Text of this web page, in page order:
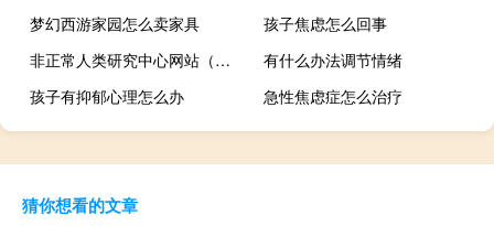
梦幻西游家园怎么卖家具
孩子焦虑怎么回事
非正常人类研究中心网站（非正常人类研究中心）
有什么办法调节情绪
孩子有抑郁心理怎么办
急性焦虑症怎么治疗
猜你想看的文章